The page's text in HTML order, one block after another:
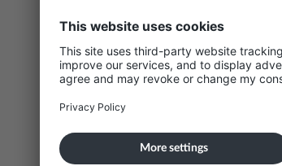
+47 980 06 913
Mail